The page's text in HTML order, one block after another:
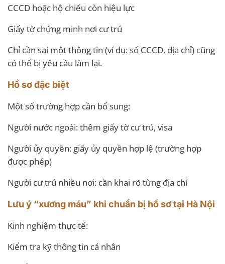
CCCD hoặc hộ chiếu còn hiệu lực
Giấy tờ chứng minh nơi cư trú
Chỉ cần sai một thông tin (ví dụ: số CCCD, địa chỉ) cũng
có thể bị yêu cầu làm lại.
Hồ sơ đặc biệt
Một số trường hợp cần bổ sung:
Người nước ngoài: thêm giấy tờ cư trú, visa
Người ủy quyền: giấy ủy quyền hợp lệ (trường hợp
được phép)
Người cư trú nhiều nơi: cần khai rõ từng địa chỉ
Lưu ý “xương máu” khi chuẩn bị hồ sơ tại Hà Nội
Kinh nghiệm thực tế:
Kiểm tra kỹ thông tin cá nhân